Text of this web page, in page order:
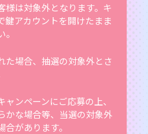
様は対象外となります。キ
鍵アカウントを開けたまま
た場合、抽選の対象外とさ
ンペーンにご応募の上、
かな場合等、当選の対象外
合があります。